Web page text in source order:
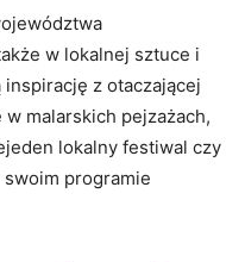
w lokalnej sztuce i
z otaczającej
malarskich pejzażach,
lokalny festiwal czy
programie